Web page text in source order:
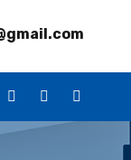
Contatti